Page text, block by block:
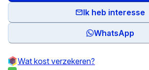
Ik heb interesse
WhatsApp
Wat kost verzekeren?